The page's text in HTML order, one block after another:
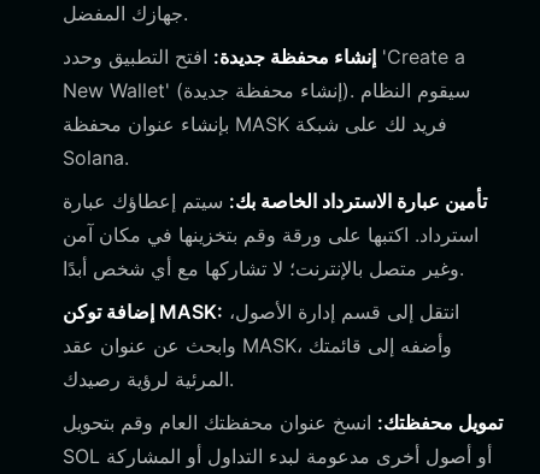
جهازك المفضل.
إنشاء محفظة جديدة: افتح التطبيق وحدد 'Create a
New Wallet' (إنشاء محفظة جديدة). سيقوم النظام
بإنشاء عنوان محفظة MASK فريد لك على شبكة
Solana.
تأمين عبارة الاسترداد الخاصة بك: سيتم إعطاؤك عبارة
استرداد. اكتبها على ورقة وقم بتخزينها في مكان آمن
وغير متصل بالإنترنت؛ لا تشاركها مع أي شخص أبدًا.
إضافة توكن MASK:
وابحث عن عنوان عقد MASK، وأضفه إلى قائمتك
المرئية لرؤية رصيدك.
تمويل محفظتك: انسخ عنوان محفظتك العام وقم بتحويل
SOL أو أصول أخرى مدعومة لبدء التداول أو المشاركة